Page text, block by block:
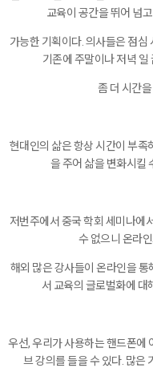
교육이 공간을 뛰어 넘
가능한 기획이다. 의사들은 점심
기존에 주말이나 저녁 일
좀 더 시간
현대인의 삶은 항상 시간이 부족
을 주어 삶을 변화시킬
저번주에서 중국 학회 세미나에
수 없으니 온라
해외 많은 강사들이 온라인을
서 교육의 글로벌화에 대
우선, 우리가 사용하는 핸드폰에
브 강의를 들을 수 있다. 많은